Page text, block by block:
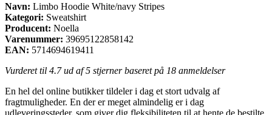
Navn: Limbo Hoodie White/navy Stripes
Kategori: Sweatshirt
Producent: Noella
Varenummer: 39695122858142
EAN: 5714694619411
Vurderet til 4.7ud af 5 stjerner baseret på 18 anmeldelser
En hel del online butikker tildeler i dag et stort udvalg af
fragtmuligheder. En der er meget almindelig er i dag
udleveringssteder, som giver dig fleksibiliteten til at hente de bestilte